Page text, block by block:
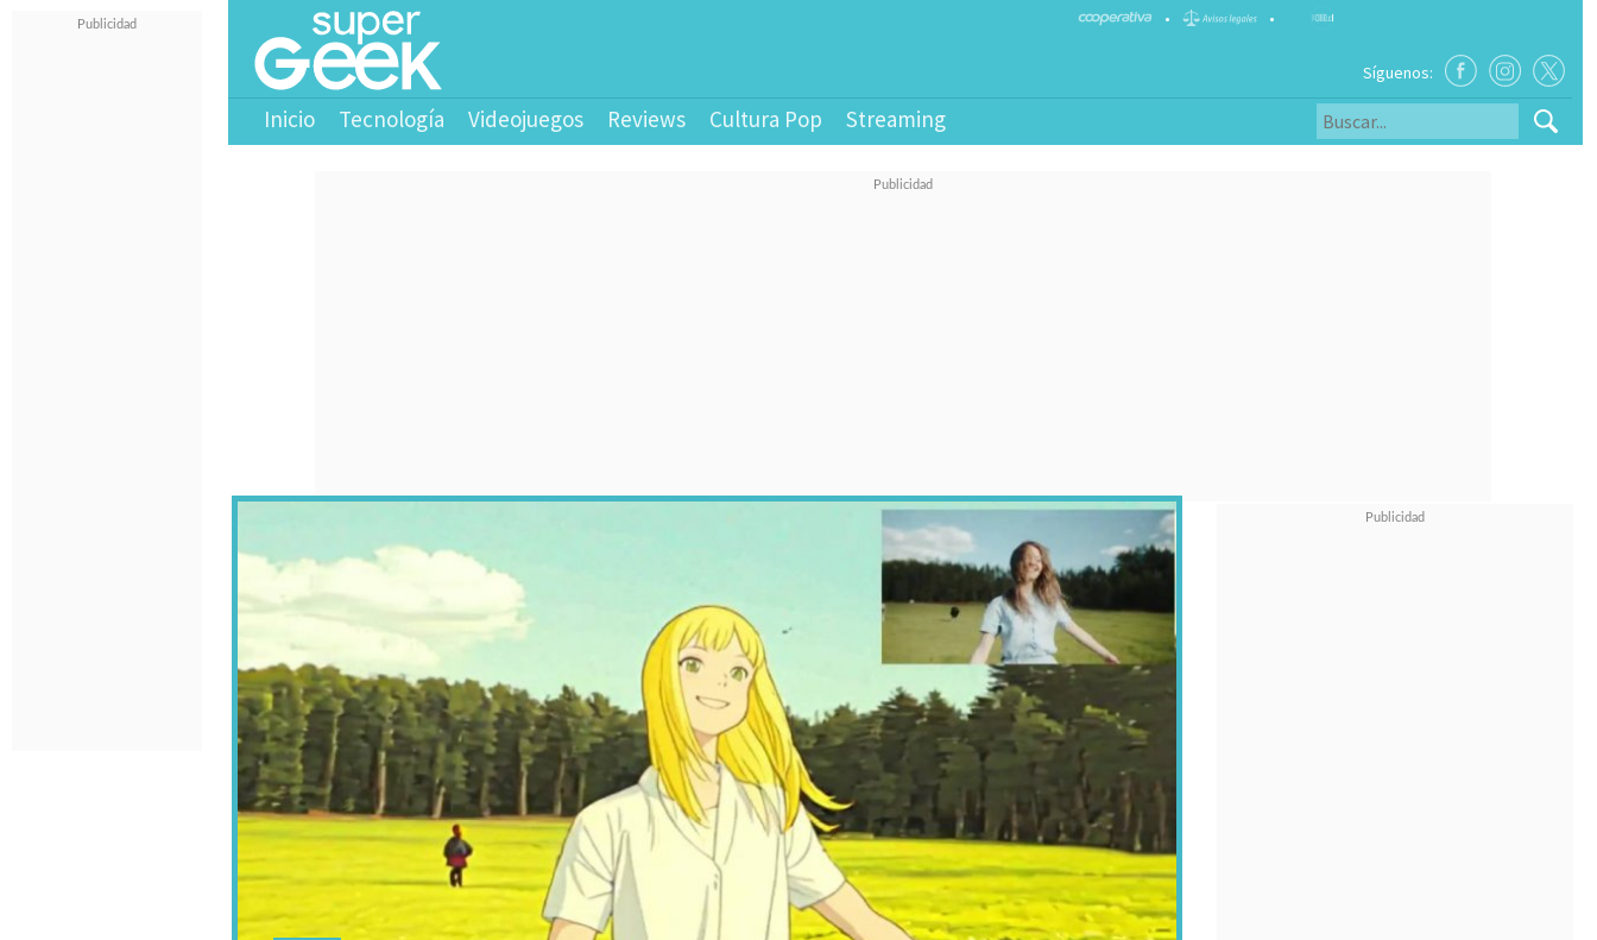
• •
Síguenos:
Inicio Tecnología Videojuegos Reviews Cultura Pop Streaming